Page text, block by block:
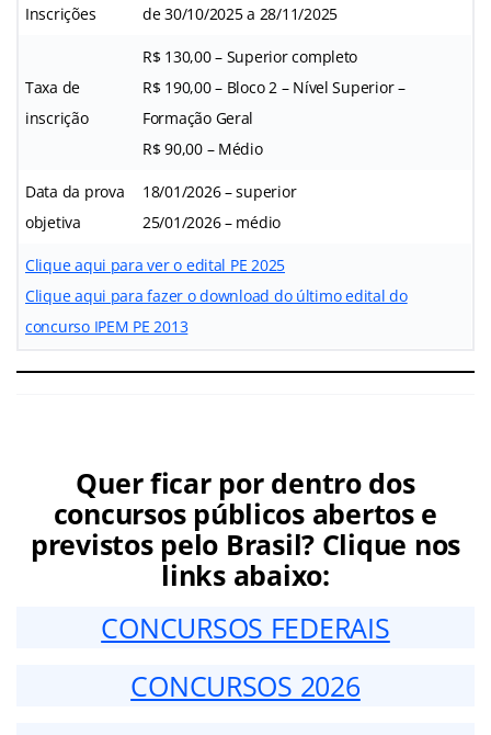
Inscrições de 30/10/2025 a 28/11/2025
Taxa de
inscrição
R$ 130,00 – Superior completo
R$ 190,00 – Bloco 2 – Nível Superior –
Formação Geral
R$ 90,00 – Médio
Data da prova
objetiva
18/01/2026 – superior
25/01/2026 – médio
Clique aqui para ver o edital PE 2025
Clique aqui para fazer o download do último edital do
concurso IPEM PE 2013
Quer ficar por dentro dos
concursos públicos abertos e
previstos pelo Brasil? Clique nos
links abaixo:
CONCURSOS FEDERAIS
CONCURSOS 2026